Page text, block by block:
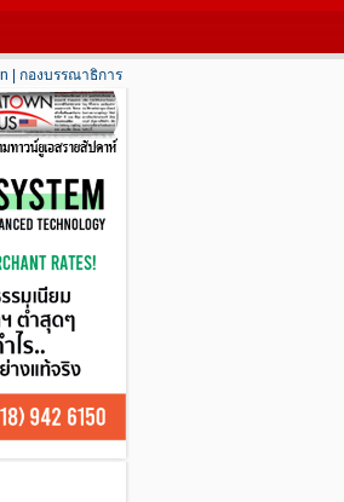
“คนไทยในอเมริกา”
กองบรรณาธิการ